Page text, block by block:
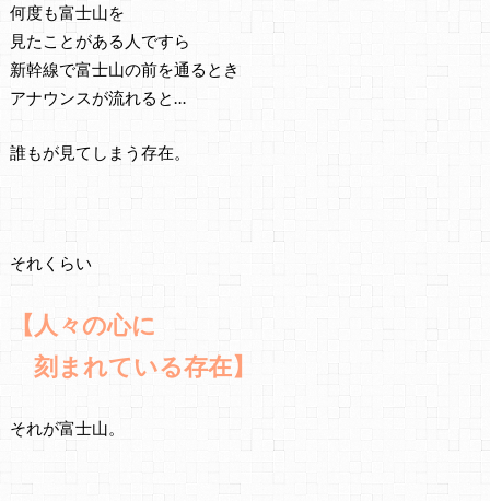
何度も富士山を
見たことがある人ですら
新幹線で富士山の前を通るとき
アナウンスが流れると…
誰もが見てしまう存在。
それくらい
【人々の心に
刻まれている存在】
それが富士山。